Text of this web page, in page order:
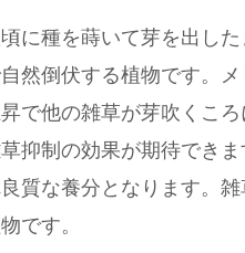
に種を蒔いて芽を出し
然倒伏する植物です。
で他の雑草が芽吹くこ
抑制の効果が期待でき
質な養分となります。雑
です。